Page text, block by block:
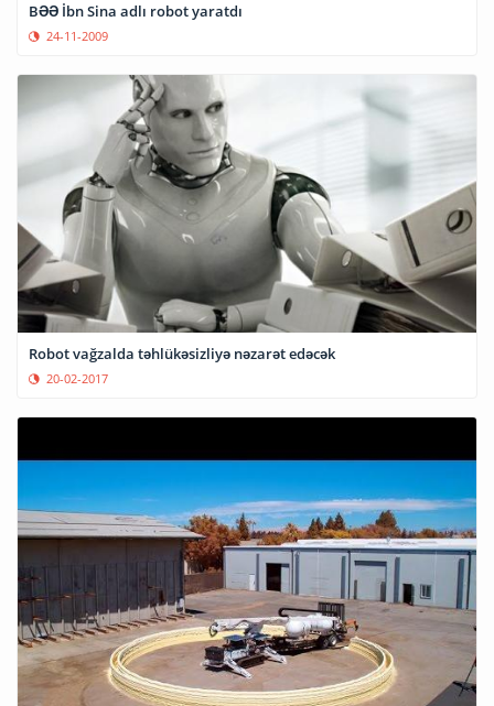
BƏƏ İbn Sina adlı robot yaratdı
24-11-2009
Robot vağzalda təhlükəsizliyə nəzarət edəcək
20-02-2017